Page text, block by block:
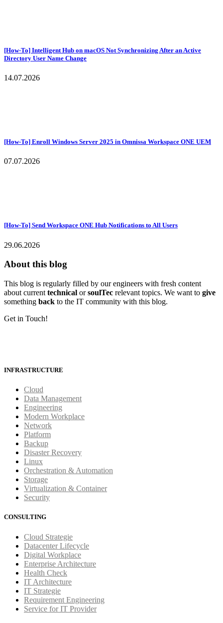
[How-To] Intelligent Hub on macOS Not Synchronizing After an Active
Directory User Name Change
14.07.2026
[How-To] Enroll Windows Server 2025 in Omnissa Workspace ONE UEM
07.07.2026
[How-To] Send Workspace ONE Hub Notifications to All Users
29.06.2026
About this blog
This blog is regularly filled by our engineers with fresh content
about current technical orsoulTec relevant topics. We want to give
something back to the IT community with this blog.
Get in Touch!
INFRASTRUCTURE
Cloud
Data Management
Engineering
Modern Workplace
Network
Platform
Backup
Disaster Recovery
Linux
Orchestration & Automation
Storage
Virtualization & Container
Security
CONSULTING
Cloud Strategie
Datacenter Lifecycle
Digital Workplace
Enterprise Architecture
Health Check
IT Architecture
IT Strategie
Requirement Engineering
Service for IT Provider